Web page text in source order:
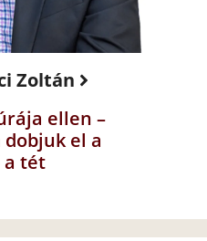
Zoltán
ellen –
el a
a tét